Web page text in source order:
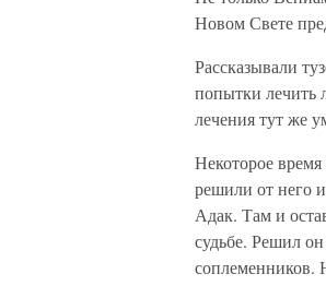
Новом Свете
Рассказывали
попытки лечить
лечения тут же
Некоторое время
решили от него
Адак. Там и
судьбе. Решил
соплеменников.